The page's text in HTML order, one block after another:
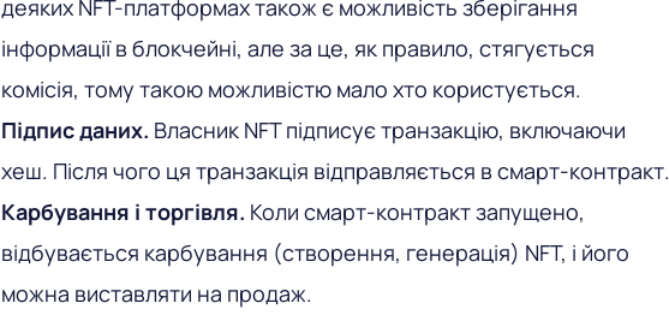
деяких NFT-платформах також є можливість зберігання
інформації в блокчейні, але за це, як правило, стягується
комісія, тому такою можливістю мало хто користується.
Підпис даних. Власник NFT підписує транзакцію, включаючи
хеш. Після чого ця транзакція відправляється в смарт-контракт.
Карбування і торгівля. Коли смарт-контракт запущено,
відбувається карбування (створення, генерація) NFT, і його
можна виставляти на продаж.